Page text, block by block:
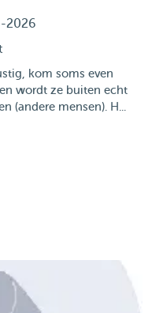
2026
kom soms even
wordt ze buiten echt
(andere mensen). H...